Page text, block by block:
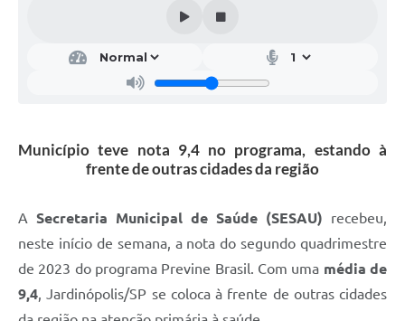
Município teve nota 9,4 no programa, estando à
frente de outras cidades da região
A Secretaria Municipal de Saúde (SESAU) recebeu,
neste início de semana, a nota do segundo quadrimestre
de 2023 do programa Previne Brasil. Com uma média de
9,4, Jardinópolis/SP se coloca à frente de outras cidades